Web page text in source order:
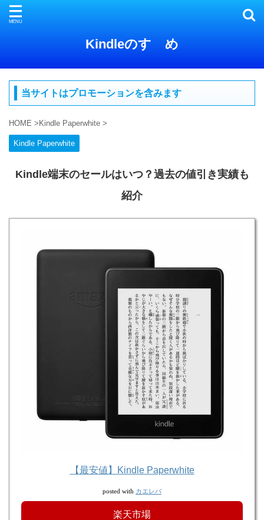
Kindleのすゝめ
当サイトはプロモーションを含みます
HOME > Kindle Paperwhite >
Kindle Paperwhite
Kindle端末のセールはいつ？過去の値引き実績も
紹介
【最安値】Kindle Paperwhite
posted with カエレバ
楽天市場